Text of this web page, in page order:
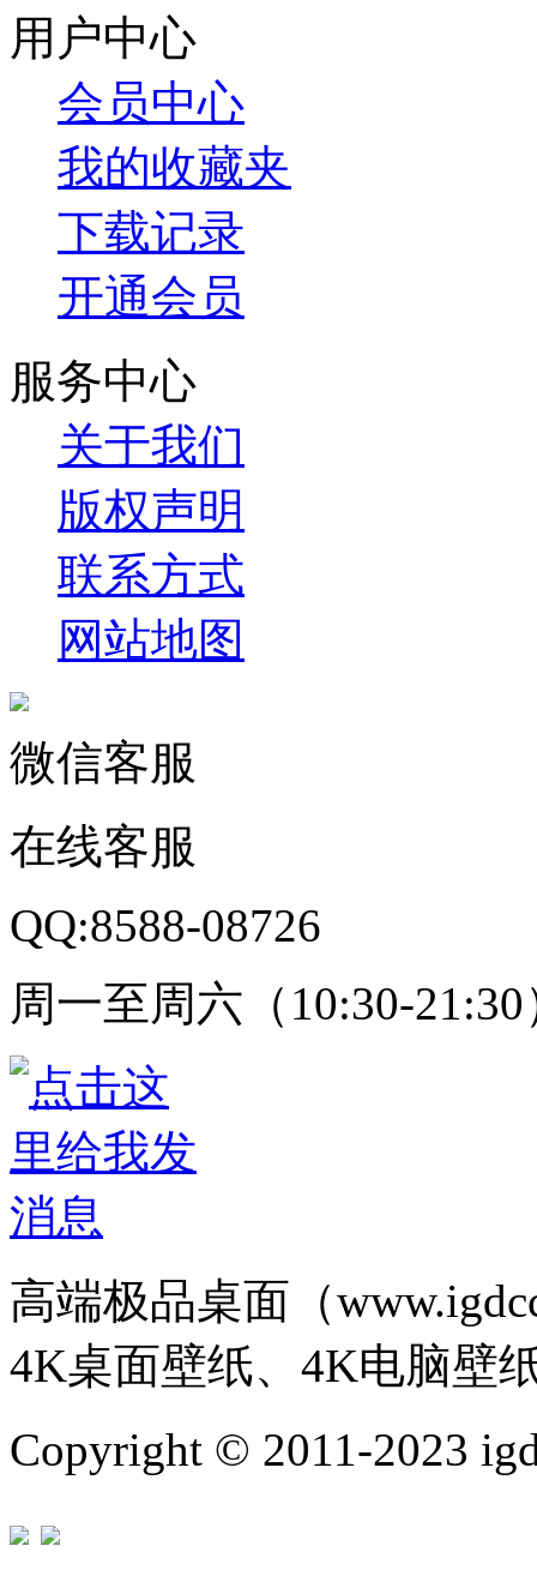
用户中心
会员中心
我的收藏夹
下载记录
开通会员
服务中心
关于我们
版权声明
联系方式
网站地图
微信客服
在线客服
QQ:8588-08726
周一至周六（10:30-21:30
高端极品桌面（
4K桌面壁纸、4K电脑壁
Copyright © 2011-2023